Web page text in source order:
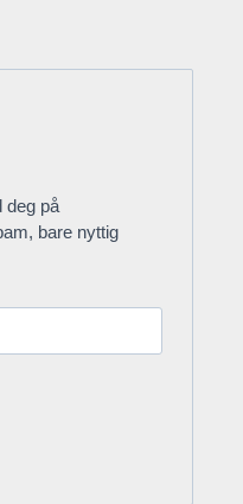
deg på
bare nyttig